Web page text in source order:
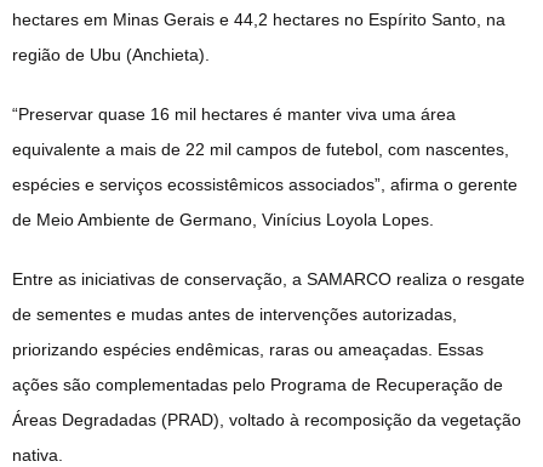
hectares em Minas Gerais e 44,2 hectares no Espírito Santo, na
região de Ubu (Anchieta).
“Preservar quase 16 mil hectares é manter viva uma área
equivalente a mais de 22 mil campos de futebol, com nascentes,
espécies e serviços ecossistêmicos associados”, afirma o gerente
de Meio Ambiente de Germano, Vinícius Loyola Lopes.
Entre as iniciativas de conservação, a SAMARCO realiza o resgate
de sementes e mudas antes de intervenções autorizadas,
priorizando espécies endêmicas, raras ou ameaçadas. Essas
ações são complementadas pelo Programa de Recuperação de
Áreas Degradadas (PRAD), voltado à recomposição da vegetação
nativa.